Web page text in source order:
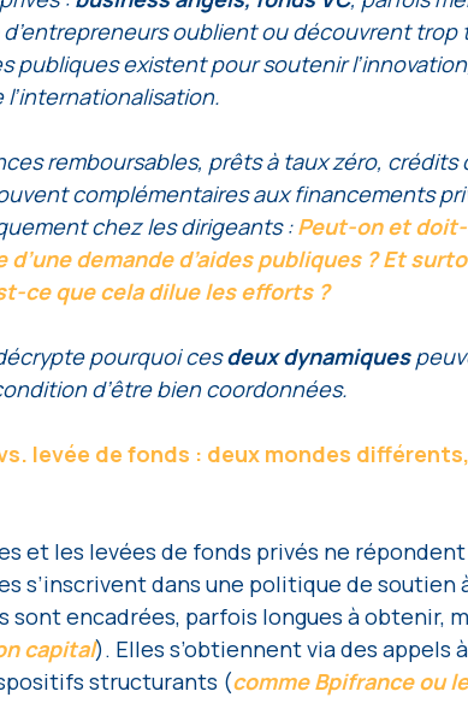
oublient ou découvrent trop
publiques existent pour soutenir
l’internationalisation.
remboursables, prêts à taux zéro, crédits
complémentaires aux financements
chez les dirigeants : Peut-on et
d’une demande d’aides publiques ? Et
ce que cela dilue les efforts ?
pourquoi ces deux dynamiques
d’être bien coordonnées.
levée de fonds : deux mondes
et les levées de fonds privés ne
s’inscrivent dans une politique de soutien
sont encadrées, parfois longues à obtenir,
capital). Elles s’obtiennent via des appels
structurants (comme Bpifrance ou